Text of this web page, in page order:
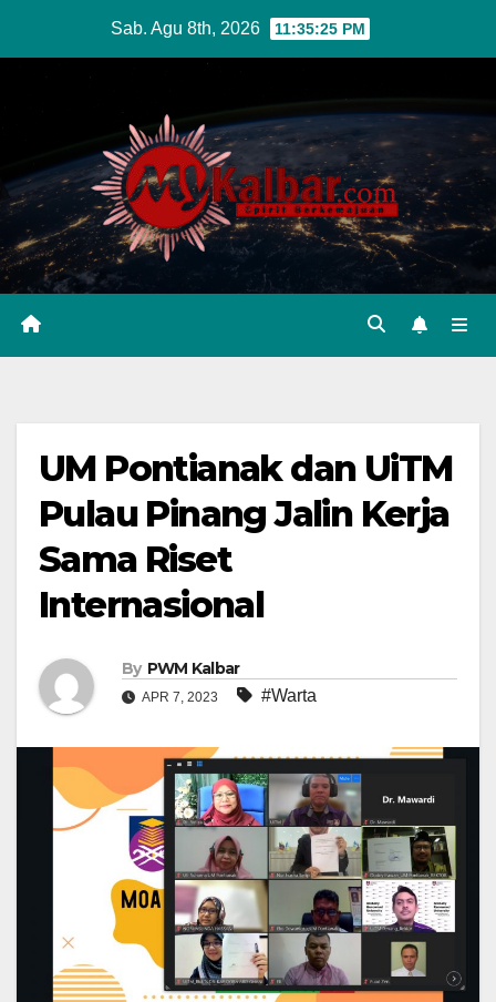
Sab. Agu 8th, 2026 11:35:26 PM
UM Pontianak dan UiTM
Pulau Pinang Jalin Kerja
Sama Riset
Internasional
By PWM Kalbar
APR 7, 2023 #Warta